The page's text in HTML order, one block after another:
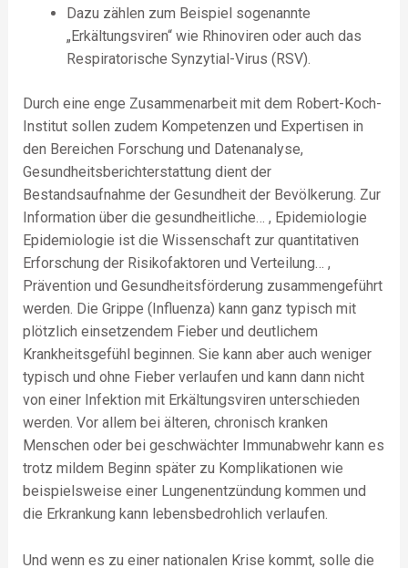
Dazu zählen zum Beispiel sogenannte
„Erkältungsviren“ wie Rhinoviren oder auch das
Respiratorische Synzytial-Virus (RSV).
Durch eine enge Zusammenarbeit mit dem Robert-Koch-
Institut sollen zudem Kompetenzen und Expertisen in
den Bereichen Forschung und Datenanalyse,
Gesundheitsberichterstattung dient der
Bestandsaufnahme der Gesundheit der Bevölkerung. Zur
Information über die gesundheitliche… , Epidemiologie
Epidemiologie ist die Wissenschaft zur quantitativen
Erforschung der Risikofaktoren und Verteilung… ,
Prävention und Gesundheitsförderung zusammengeführt
werden. Die Grippe (Influenza) kann ganz typisch mit
plötzlich einsetzendem Fieber und deutlichem
Krankheitsgefühl beginnen. Sie kann aber auch weniger
typisch und ohne Fieber verlaufen und kann dann nicht
von einer Infektion mit Erkältungsviren unterschieden
werden. Vor allem bei älteren, chronisch kranken
Menschen oder bei geschwächter Immunabwehr kann es
trotz mildem Beginn später zu Komplikationen wie
beispielsweise einer Lungenentzündung kommen und
die Erkrankung kann lebensbedrohlich verlaufen.
Und wenn es zu einer nationalen Krise kommt, solle die